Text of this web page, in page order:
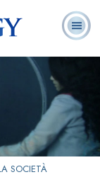
Domande
ricorrenti
SOCIETÀ